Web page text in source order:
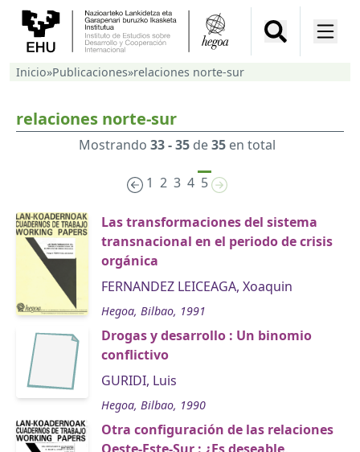
Inicio»Publicaciones»relaciones norte-sur
relaciones norte-sur
Mostrando 33 - 35de35en total
1 2 3 4 5
Las transformaciones del sistema
transnacional en el periodo de crisis
orgánica
FERNANDEZ LEICEAGA, Xoaquin
Hegoa, Bilbao, 1991
Drogas y desarrollo : Un binomio
conflictivo
GURIDI, Luis
Hegoa, Bilbao, 1990
Otra configuración de las relaciones